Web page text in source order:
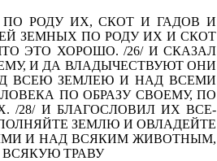
РОДУ ИХ, СКОТ И ГАДОВ И
ЗЕМНЫХ ПО РОДУ ИХ И СКОТ
ЭТО ХОРОШО. /26/ И СКАЗАЛ
И ДА ВЛАДЫЧЕСТВУЮТ ОНИ
ВСЕЮ ЗЕМЛЕЮ И НАД ВСЕМИ
ПО ОБРАЗУ СВОЕМУ, ПО
/28/ И БЛАГОСЛОВИЛ ИХ ВСЕ­
ЗЕМЛЮ И ОВЛАДЕЙ­ТЕ
И НАД ВСЯКИМ ЖИВОТ­НЫМ,
ТРАВУ